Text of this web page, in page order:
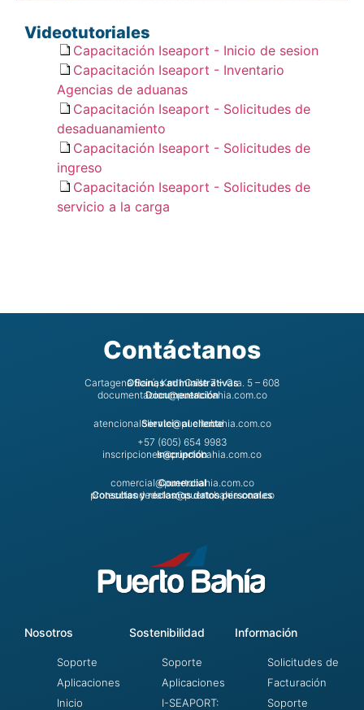
Videotutoriales
Capacitación Iseaport - Inicio de sesion
Capacitación Iseaport - Inventario
Agencias de aduanas
Capacitación Iseaport - Solicitudes de
desaduanamiento
Capacitación Iseaport - Solicitudes de
ingreso
Capacitación Iseaport - Solicitudes de
servicio a la carga
Contáctanos
Oficinas administrativas
Cartagena Barú, Km 1 Calle 7 – Cra. 5 – 608
Documentación
documentacion@puertobahia.com.co
Servicio al cliente
atencionalcliente@puertobahia.com.co
+57 (605) 654 9983
Inscripción
inscripciones@puertobahia.com.co
Comercial
comercial@puertobahia.com.co
Consultas y reclamos datos personales
protecciondedatos@puertobahia.com.co
Nosotros
Soporte
Aplicaciones
Inicio
Sostenibilidad
Soporte
Aplicaciones
I-SEAPORT:
Información
Solicitudes de
Facturación
Soporte